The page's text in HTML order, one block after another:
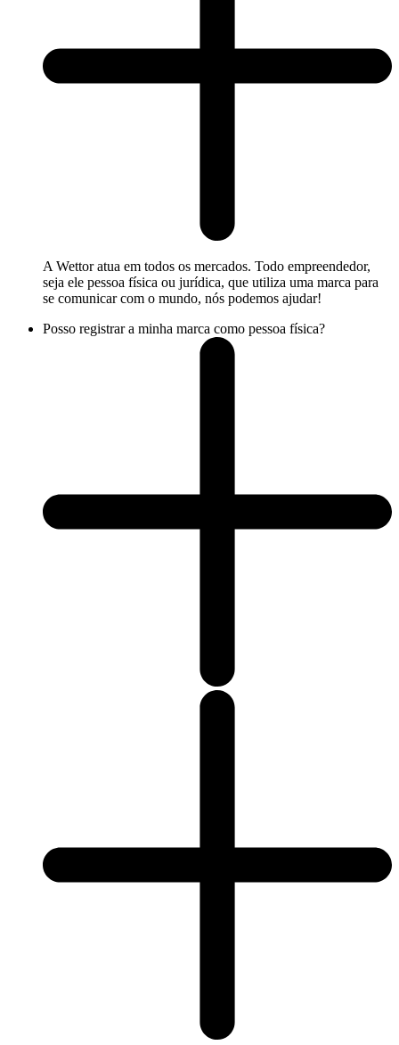
A Wettor atua em todos os mercados. Todo empreendedor,
seja ele pessoa física ou jurídica, que utiliza uma marca para
se comunicar com o mundo, nós podemos ajudar!
Posso registrar a minha marca como pessoa física?